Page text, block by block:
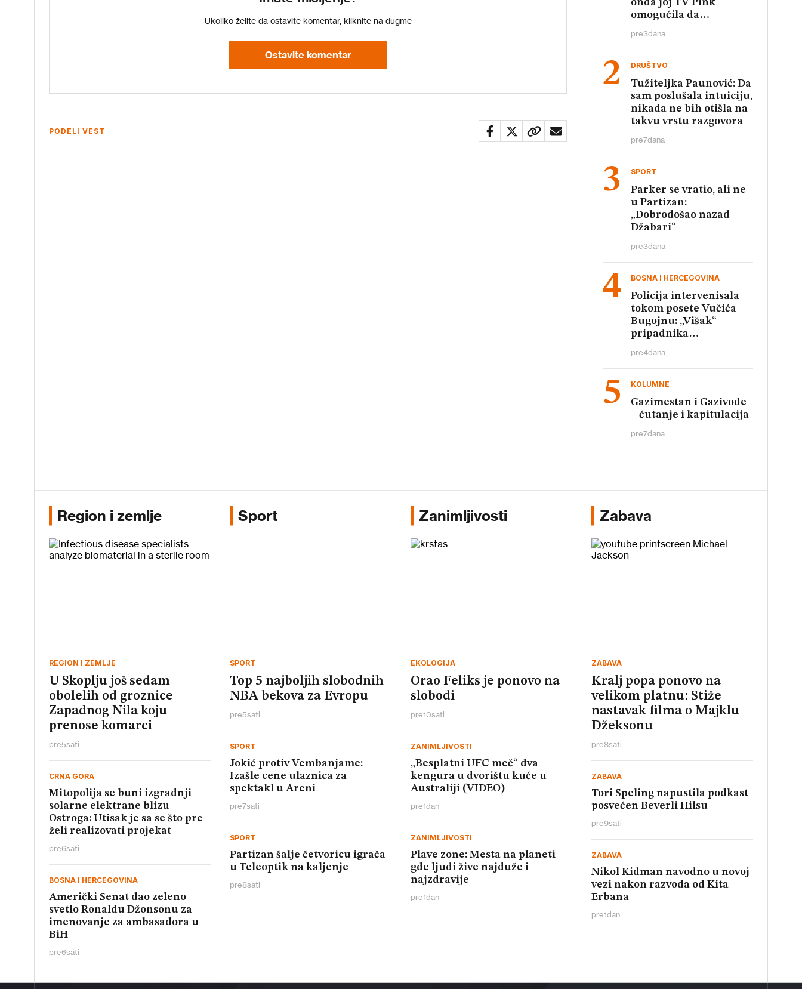
Ukoliko želite da ostavite komentar, kliknite na dugme
Ostavite komentar
PODELI VEST
onda joj TV Pink
omogućila da
pre3dana
DRUŠTVO
Tužiteljka Paunović: Da
sam poslušala intuiciju,
nikada ne bih otišla na
takvu vrstu razgovora
pre7dana
SPORT
Parker se vratio, ali ne
u Partizan:
„Dobrodošao nazad
Džabari“
pre3dana
BOSNA I HERCEGOVINA
Policija intervenisala
tokom posete Vučića
Bugojnu: „Višak“
pripadnika
pre4dana
KOLUMNE
Gazimestan i Gazivode
– ćutanje i kapitulacija
pre7dana
Region i zemlje
REGION I ZEMLJE
U Skoplju još sedam
obolelih od groznice
Zapadnog Nila koju
prenose komarci
pre5sati
CRNA GORA
Mitopolija se buni izgradnji
solarne elektrane blizu
Ostroga: Utisak je sa se što pre
želi realizovati projekat
pre6sati
BOSNA I HERCEGOVINA
Američki Senat dao zeleno
svetlo Ronaldu Džonsonu za
imenovanje za ambasadora u
BiH
pre6sati
Sport
SPORT
Top 5 najboljih slobodnih
NBA bekova za Evropu
pre5sati
SPORT
Jokić protiv Vembanjame:
Izašle cene ulaznica za
spektakl u Areni
pre7sati
SPORT
Partizan šalje četvoricu igrača
u Teleoptik na kaljenje
pre8sati
Zanimljivosti
EKOLOGIJA
Orao Feliks je ponovo na
slobodi
pre10sati
ZANIMLJIVOSTI
„Besplatni UFC meč“ dva
kengura u dvorištu kuće u
Australiji (VIDEO)
pre1dan
ZANIMLJIVOSTI
Plave zone: Mesta na planeti
gde ljudi žive najduže i
najzdravije
pre1dan
Zabava
ZABAVA
Kralj popa ponovo na
velikom platnu: Stiže
nastavak filma o Majklu
Džeksonu
pre8sati
ZABAVA
Tori Speling napustila podkast
posvećen Beverli Hilsu
pre9sati
ZABAVA
Nikol Kidman navodno u novoj
vezi nakon razvoda od Kita
Erbana
pre1dan